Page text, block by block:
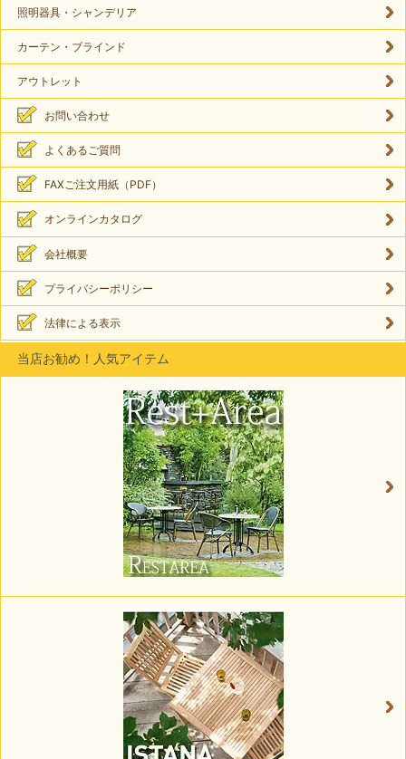
照明器具・シャンデリア
カーテン・ブラインド
アウトレット
お問い合わせ
よくあるご質問
FAXご注文用紙（PDF）
オンラインカタログ
会社概要
プライバシーポリシー
法律による表示
当店お勧め！人気アイテム